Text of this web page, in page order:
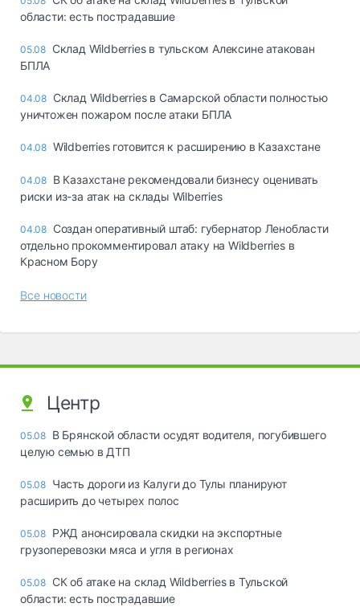
области: есть пострадавшие
05.08 Склад Wildberries в тульском Алексине атакован
БПЛА
04.08 Склад Wildberries в Самарской области полностью
уничтожен пожаром после атаки БПЛА
04.08 Wildberries готовится к расширению в Казахстане
04.08 В Казахстане рекомендовали бизнесу оценивать
риски из-за атак на склады Wilberries
04.08 Создан оперативный штаб: губернатор Ленобласти
отдельно прокомментировал атаку на Wildberries в
Красном Бору
Все новости
Центр
05.08 В Брянской области осудят водителя, погубившего
целую семью в ДТП
05.08 Часть дороги из Калуги до Тулы планируют
расширить до четырех полос
05.08 РЖД анонсировала скидки на экспортные
грузоперевозки мяса и угля в регионах
05.08 СК об атаке на склад Wildberries в Тульской
области: есть пострадавшие